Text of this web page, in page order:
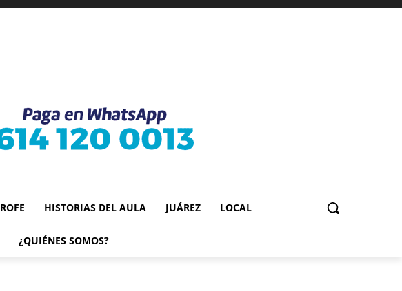
HISTORIAS DEL AULA JUÁREZ LOCAL
¿QUIÉNES SOMOS?